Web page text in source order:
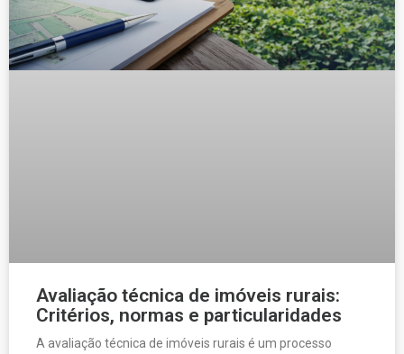
Avaliação técnica de imóveis rurais:
Critérios, normas e particularidades
A avaliação técnica de imóveis rurais é um processo